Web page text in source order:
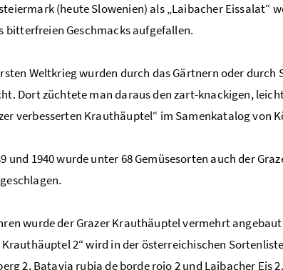
(heute Slowenien) als „Laibacher Eissalat“
bitterfreien Geschmacks aufgefallen.
Weltkrieg wurden durch das Gärtnern oder durch
Dort züchtete man daraus den zart-knackigen,
verbesserten Krauthäuptel“ im Samenkatalog von
und 1940 wurde unter 68 Gemüsesorten auch der
wurde der Grazer Krauthäuptel vermehrt
Krauthäuptel 2“ wird in der österreichischen
2, Batavia rubia de borde rojo 2 und Laibacher